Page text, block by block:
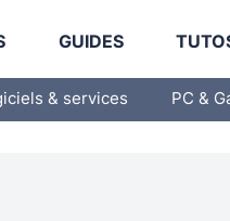
GUIDES
& services PC &